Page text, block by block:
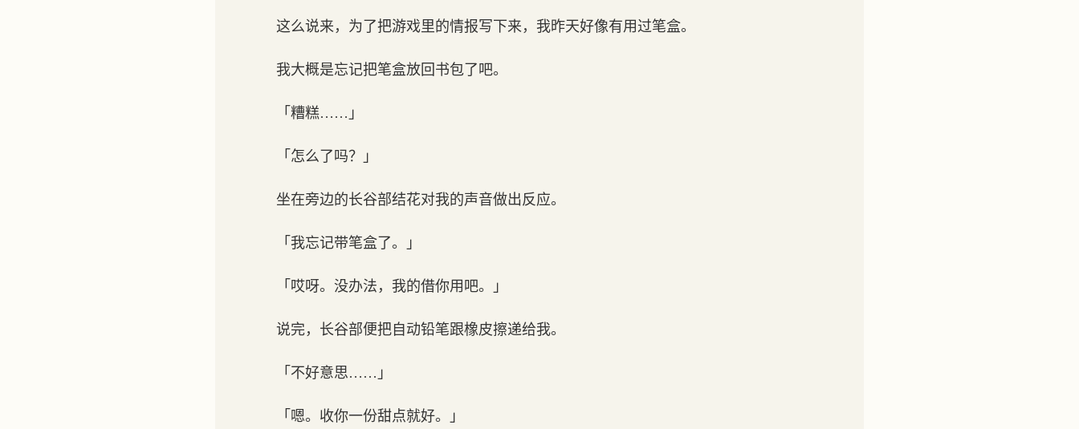
这么说来，为了把游戏里的情报写下来，我昨天好像有用过笔盒。
我大概是忘记把笔盒放回书包了吧。
「糟糕……」
「怎么了吗？」
坐在旁边的长谷部结花对我的声音做出反应。
「我忘记带笔盒了。」
「哎呀。没办法，我的借你用吧。」
说完，长谷部便把自动铅笔跟橡皮擦递给我。
「不好意思……」
「嗯。收你一份甜点就好。」